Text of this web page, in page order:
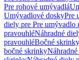
Pre rohové umývadlá
Umývadlové doskyPre
diely pre Pre umývadlo
pravouhléNáhradné
pravouhléBočné skrinky
bočné skrinky